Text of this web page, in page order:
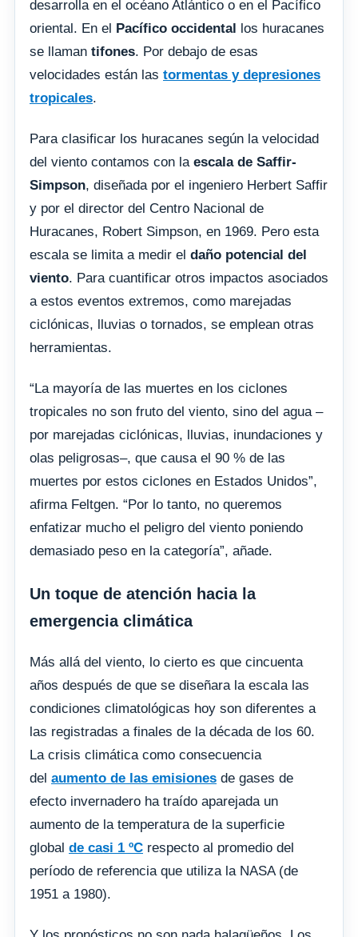
desarrolla en el océano Atlántico o en el Pacífico
oriental. En el
Pacífico occidental
los huracanes
se llaman tifones. Por debajo de esas
velocidades están las tormentas y depresiones
tropicales.
Para clasificar los huracanes según la velocidad
del viento contamos con la escala de Saffir-
Simpson, diseñada por el ingeniero Herbert Saffir
y por el director del Centro Nacional de
Huracanes, Robert Simpson, en 1969. Pero esta
escala se limita a medir el daño potencial del
viento. Para cuantificar otros impactos asociados
a estos eventos extremos, como marejadas
ciclónicas, lluvias o tornados, se emplean otras
herramientas.
“La mayoría de las muertes en los ciclones
tropicales no son fruto del viento, sino del agua –
por marejadas ciclónicas, lluvias, inundaciones y
olas peligrosas–, que causa el 90 % de las
muertes por estos ciclones en Estados Unidos”,
afirma Feltgen. “Por lo tanto, no queremos
enfatizar mucho el peligro del viento poniendo
demasiado peso en la categoría”, añade.
Un toque de atención hacia la
emergencia climática
Más allá del viento, lo cierto es que cincuenta
años después de que se diseñara la escala las
condiciones climatológicas hoy son diferentes a
las registradas a finales de la década de los 60.
La crisis climática como consecuencia
del aumento de las emisiones de gases de
efecto invernadero ha traído aparejada un
aumento de la temperatura de la superficie
global de casi 1 ºC respecto al promedio del
período de referencia que utiliza la NASA (de
1951 a 1980).